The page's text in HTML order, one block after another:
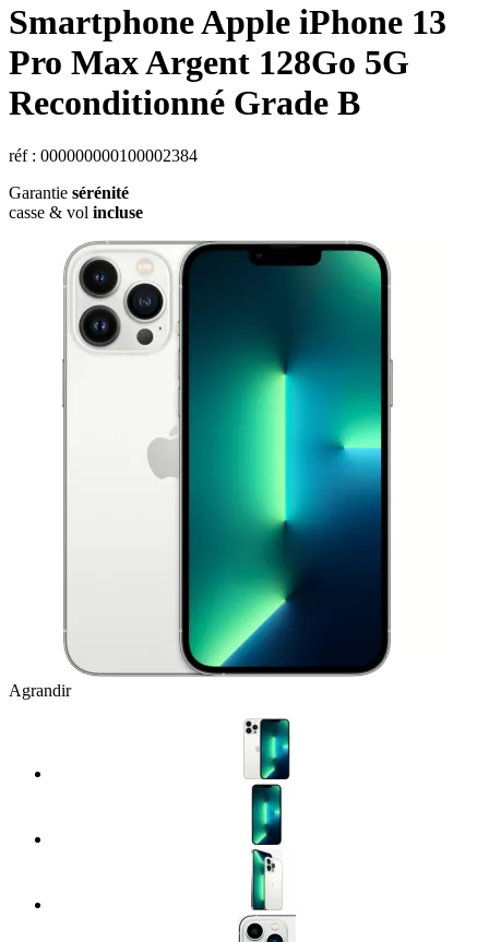
Smartphone Apple iPhone 13
Pro Max Argent 128Go 5G
Reconditionné Grade B
réf : 000000000100002384
Garantie sérénité
casse & vol incluse
Agrandir